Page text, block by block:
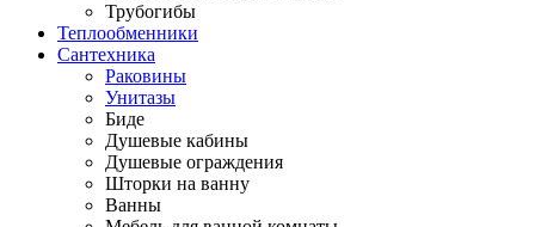
Трубогибы
Теплообменники
Сантехника
Раковины
Унитазы
Биде
Душевые кабины
Душевые ограждения
Шторки на ванну
Ванны